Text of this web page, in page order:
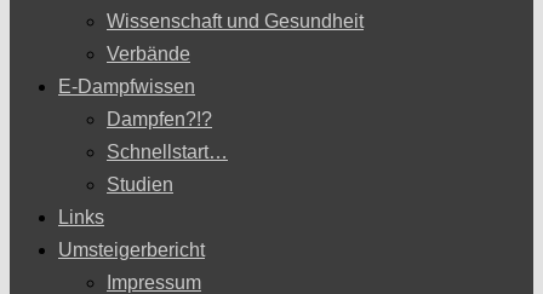
Wissenschaft und Gesundheit
Verbände
E-Dampfwissen
Dampfen?!?
Schnellstart…
Studien
Links
Umsteigerbericht
Impressum